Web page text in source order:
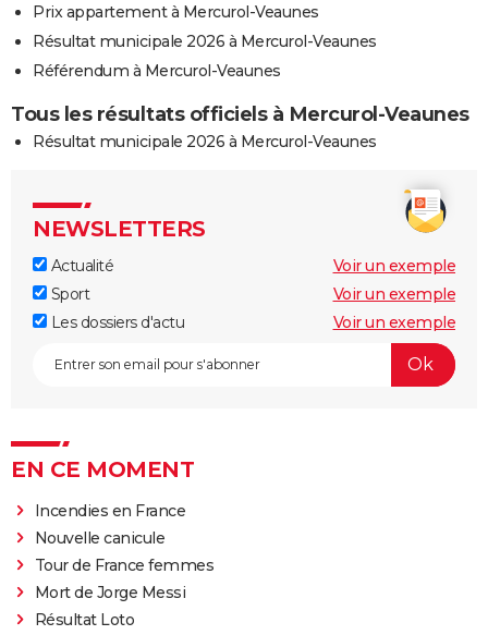
Prix appartement à Mercurol-Veaunes
Résultat municipale 2026 à Mercurol-Veaunes
Référendum à Mercurol-Veaunes
Tous les résultats officiels à Mercurol-Veaunes
Résultat municipale 2026 à Mercurol-Veaunes
NEWSLETTERS
Actualité
Voir un exemple
Sport
Voir un exemple
Les dossiers d'actu
Voir un exemple
EN CE MOMENT
Incendies en France
Nouvelle canicule
Tour de France femmes
Mort de Jorge Messi
Résultat Loto